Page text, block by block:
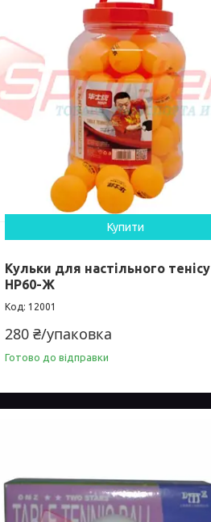
Купити
Кульки для настільного тенісу
HP60-Ж
12001
280 ₴/упаковка
Готово до відправки